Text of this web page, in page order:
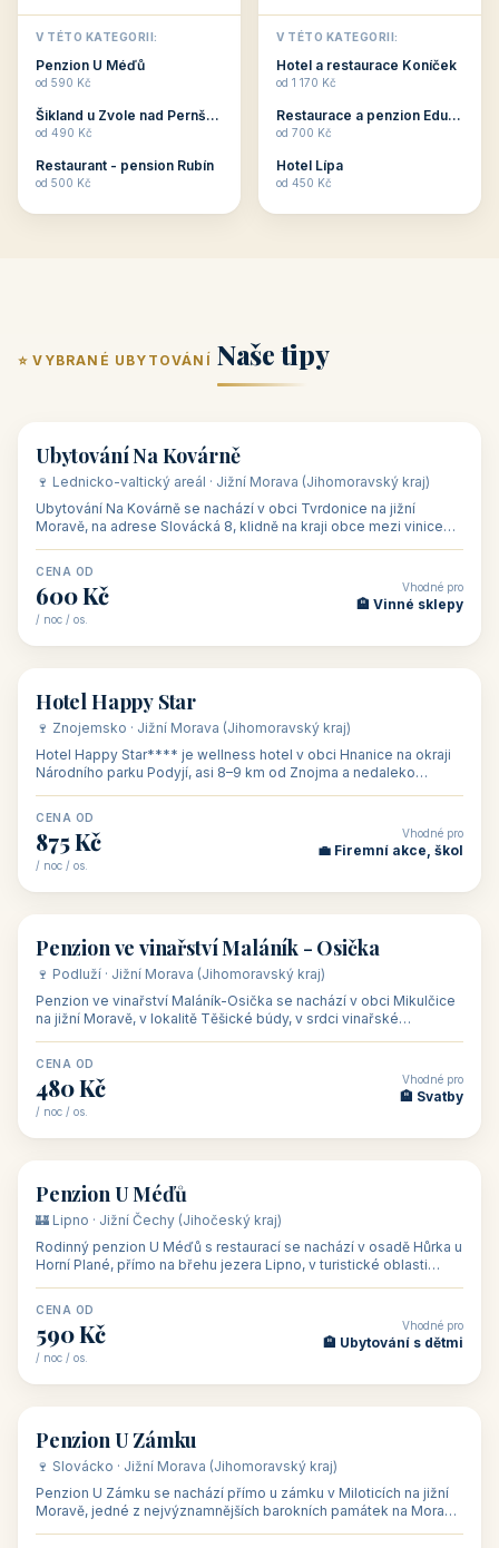
pro Vás připraveny
objekty, které nabízí
ubytování skupin v
penzionech, hotelích a
Budete překva...
V TÉTO KATEGORII:
Penzion U Méďů
od 590 Kč
Šikland u Zvole nad Pernštejnem
od 490 Kč
Restaurant - pension Rubín
od 500 Kč
jsou pro Vás připraveny
objekty, které mají
zkušenosti pořádat i
menší firemní akce a
ob...
V TÉTO KATEGORII:
Hotel a restaurace Koníček
od 1 170 Kč
Restaurace a penzion Eduard
od 700 Kč
Hotel Lípa
od 450 Kč
⭐ VYBRANÉ UBYTOVÁNÍ Naše tipy
🏡 penzion
Ubytování Na Kovárně
🍷 Lednicko-valtický areál · Jižní Morava (Jihomoravský kraj)
Ubytování Na Kovárně se nachází v obci Tvrdonice na jižní
Moravě, na adrese Slovácká 8, klidně na kraji obce mezi vinicemi,
CENA OD
600 Kč
/ noc / os.
Vhodné pro
🏨 Vinné sklepy
🏨 hotel
Hotel Happy Star
🍷 Znojemsko · Jižní Morava (Jihomoravský kraj)
Hotel Happy Star**** je wellness hotel v obci Hnanice na okraji
Národního parku Podyjí, asi 8–9 km od Znojma a nedaleko
CENA OD
875 Kč
/ noc / os.
Vhodné pro
💼 Firemní akce, škol
🏡 penzion
Penzion ve vinařství Maláník - Osička
🍷 Podluží · Jižní Morava (Jihomoravský kraj)
Penzion ve vinařství Maláník-Osička se nachází v obci Mikulčice
na jižní Moravě, v lokalitě Těšické búdy, v srdci vinařské
CENA OD
480 Kč
/ noc / os.
Vhodné pro
🏨 Svatby
🏡 penzion
Penzion U Méďů
🏰 Lipno · Jižní Čechy (Jihočeský kraj)
Rodinný penzion U Méďů s restaurací se nachází v osadě Hůrka u
Horní Plané, přímo na břehu jezera Lipno, v turistické oblasti
CENA OD
590 Kč
/ noc / os.
Vhodné pro
🏨 Ubytování s dětmi
🏡 penzion
Penzion U Zámku
🍷 Slovácko · Jižní Morava (Jihomoravský kraj)
Penzion U Zámku se nachází přímo u zámku v Miloticích na jižní
Moravě, jedné z nejvýznamnějších barokních památek na Moravě,